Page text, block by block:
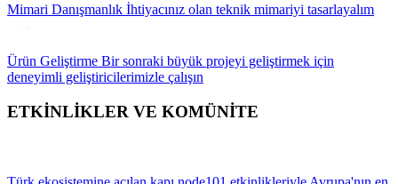
Mimari Danışmanlık İhtiyacınız olan teknik mimariyi tasarlayalım
Ürün Geliştirme Bir sonraki büyük projeyi geliştirmek için
deneyimli geliştiricilerimizle çalışın
ETKİNLİKLER VE KOMÜNİTE